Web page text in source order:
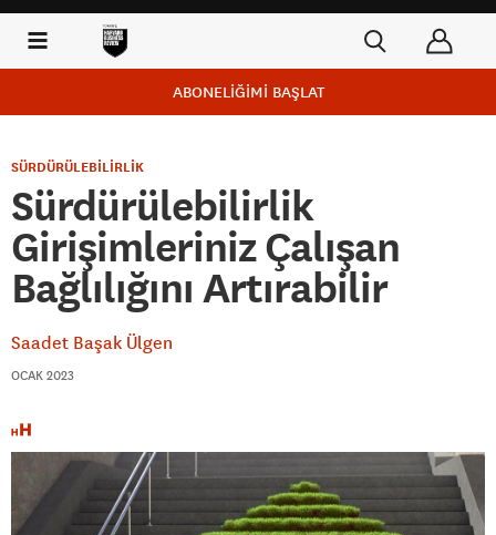
ABONELİĞİMİ BAŞLAT
SÜRDÜRÜLEBİLİRLİK
Sürdürülebilirlik
Girişimleriniz Çalışan
Bağlılığını Artırabilir
Saadet Başak Ülgen
OCAK 2023